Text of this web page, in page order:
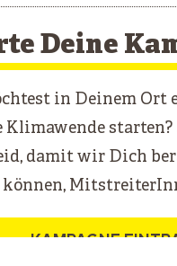
Deine
in Deinem Ort
Klimawende starten?
damit wir Dich
können,
KAMPAGNE